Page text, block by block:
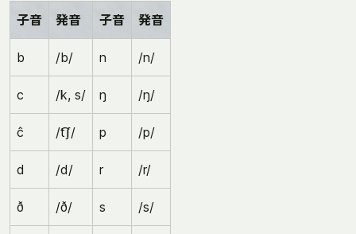
子音 発音 子音 発音
b /b/ n /n/
c /k, s/ ŋ /ŋ/
ĉ /t͡ʃ/ p /p/
d /d/ r /r/
ð /ð/ s /s/